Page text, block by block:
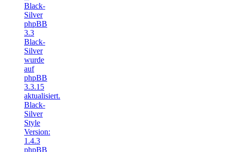
Black-
Silver
phpBB
3.3
Black-
Silver
wurde
auf
phpBB
3.3.15
aktualisiert.
Black-
Silver
Style
Version:
1.4.3
phpBB